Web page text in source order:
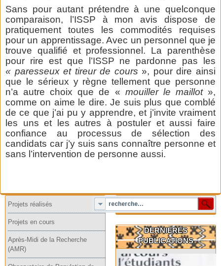
Sans pour autant prétendre à une quelconque
comparaison, l’ISSP à mon avis dispose de
pratiquement toutes les commodités requises
pour un apprentissage. Avec un personnel que je
trouve qualifié et professionnel. La parenthèse
pour rire est que l’ISSP ne pardonne pas les
« paresseux et tireur de cours », pour dire ainsi
que le sérieux y règne tellement que personne
n’a autre choix que de « mouiller le maillot»,
comme on aime le dire. Je suis plus que comblé
de ce que j’ai pu y apprendre, et j’invite vraiment
les uns et les autres à postuler et aussi faire
confiance au processus de sélection des
candidats car j’y suis sans connaître personne et
sans l’intervention de personne aussi.
Projets réalisés
Projets en cours
Après-Midi de la Recherche
(AMR)
DERNIERES
PUBLICATIONS